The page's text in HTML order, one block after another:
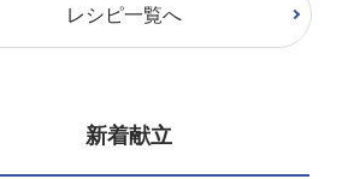
レシピ一覧へ
新着献立